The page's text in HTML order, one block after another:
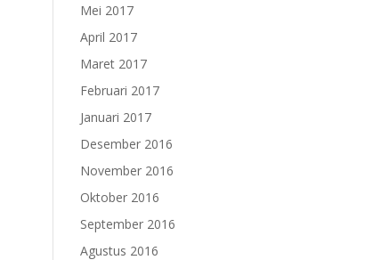
Mei 2017
April 2017
Maret 2017
Februari 2017
Januari 2017
Desember 2016
November 2016
Oktober 2016
September 2016
Agustus 2016